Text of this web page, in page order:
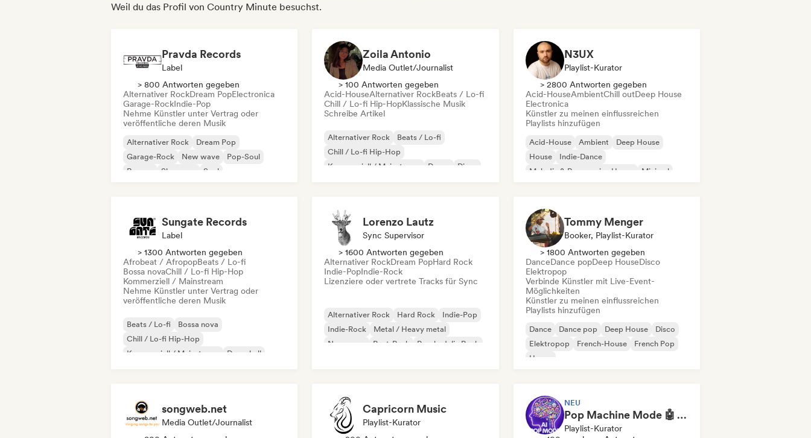
Weil du das Profil von Country Minute besuchst.
Pravda Records
Label
> 800 Antworten gegeben
Alternativer RockDream PopElectronica
Garage-RockIndie-Pop
Nehme Künstler unter Vertrag oder
veröffentliche deren Musik
Alternativer Rock
Dream Pop
Garage-Rock
New wave
Pop-Soul
Reggae
Shoegaze Soul
Zoila Antonio
Media Outlet/Journalist
> 100 Antworten gegeben
Acid-HouseAlternativer RockBeats / Lo-fi
Chill / Lo-fi Hip-HopKlassische Musik
Schreibe Artikel
Alternativer Rock
Beats / Lo-fi
Chill / Lo-fi Hip-Hop
Kommerziell / Mainstream
Dance
Disco
N3UX
Playlist-Kurator
> 2800 Antworten gegeben
Acid-HouseAmbientChill outDeep House
Electronica
Künstler zu meinen einflussreichen
Playlists hinzufügen
Acid-House Ambient
Deep House
House
Indie-Dance
Melodic & Progressive House
Minimal
Sungate Records
Label
> 1300 Antworten gegeben
Afrobeat / AfropopBeats / Lo-fi
Bossa novaChill / Lo-fi Hip-Hop
Kommerziell / Mainstream
Nehme Künstler unter Vertrag oder
veröffentliche deren Musik
Beats / Lo-fi
Bossa nova
Chill / Lo-fi Hip-Hop
Kommerziell / Mainstream
Dancehall
Lorenzo Lautz
Sync Supervisor
> 1600 Antworten gegeben
Alternativer RockDream PopHard Rock
Indie-PopIndie-Rock
Lizenziere oder vertrete Tracks für Sync
Alternativer Rock Hard Rock
Indie-Pop
Indie-Rock
Metal / Heavy metal
New wave
Post-Punk Psychedelic Rock
Tommy Menger
Booker, Playlist-Kurator
> 1800 Antworten gegeben
DanceDance popDeep HouseDisco
Elektropop
Verbinde Künstler mit Live-Event-
Möglichkeiten
Künstler zu meinen einflussreichen
Playlists hinzufügen
Dance Dance pop Deep House
Disco
Elektropop
French-House
French Pop
House
songweb.net
Media Outlet/Journalist
Capricorn Music
Playlist-Kurator
NEU
Pop Machine Mode 🤖 AI Music, Indie Pop & Dream Pop
Playlist-Kurator